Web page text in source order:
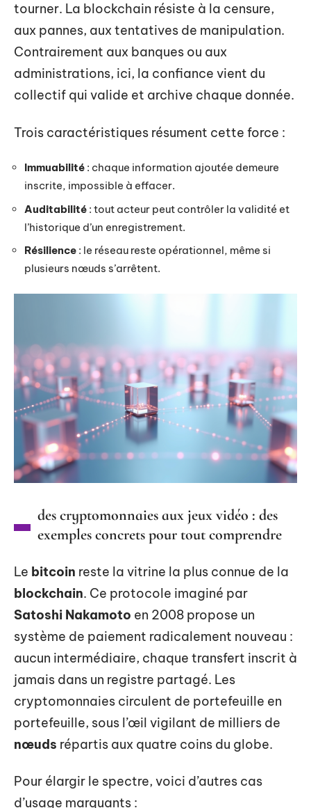
tourner. La blockchain résiste à la censure,
aux pannes, aux tentatives de manipulation.
Contrairement aux banques ou aux
administrations, ici, la confiance vient du
collectif qui valide et archive chaque donnée.
Trois caractéristiques résument cette force :
Immuabilité : chaque information ajoutée demeure
inscrite, impossible à effacer.
Auditabilité : tout acteur peut contrôler la validité et
l’historique d’un enregistrement.
Résilience : le réseau reste opérationnel, même si
plusieurs nœuds s’arrêtent.
des cryptomonnaies aux jeux vidéo : des
exemples concrets pour tout comprendre
Le bitcoin reste la vitrine la plus connue de la
blockchain. Ce protocole imaginé par
Satoshi Nakamoto en 2008 propose un
système de paiement radicalement nouveau :
aucun intermédiaire, chaque transfert inscrit à
jamais dans un registre partagé. Les
cryptomonnaies circulent de portefeuille en
portefeuille, sous l’œil vigilant de milliers de
nœuds répartis aux quatre coins du globe.
Pour élargir le spectre, voici d’autres cas
d’usage marquants :